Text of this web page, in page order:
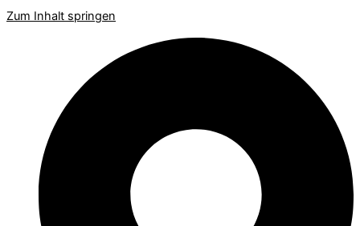
Zum Inhalt springen